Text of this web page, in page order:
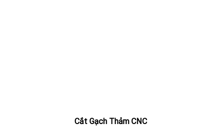
Cắt Gạch Thảm CNC